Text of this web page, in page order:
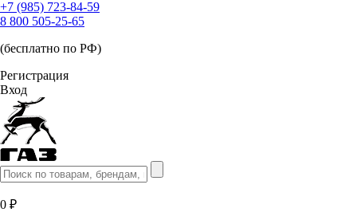
+7 (985) 723-84-59
8 800 505-25-65
(бесплатно по РФ)
Регистрация
Вход
0 ₽